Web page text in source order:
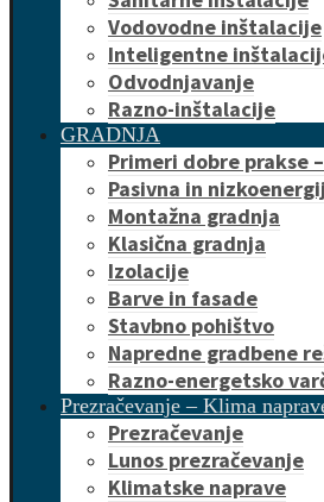
Vodovodne inštalacije
Inteligentne
Odvodnjavanje
Razno-inštalacije
GRADNJA
Primeri dobre prakse
Pasivna in
Montažna gradnja
Klasična gradnja
Izolacije
Barve in fasade
Stavbno pohištvo
Napredne gradbene
Razno-energetsko
Prezračevanje – Klima
Prezračevanje
Lunos prezračevanje
Klimatske naprave